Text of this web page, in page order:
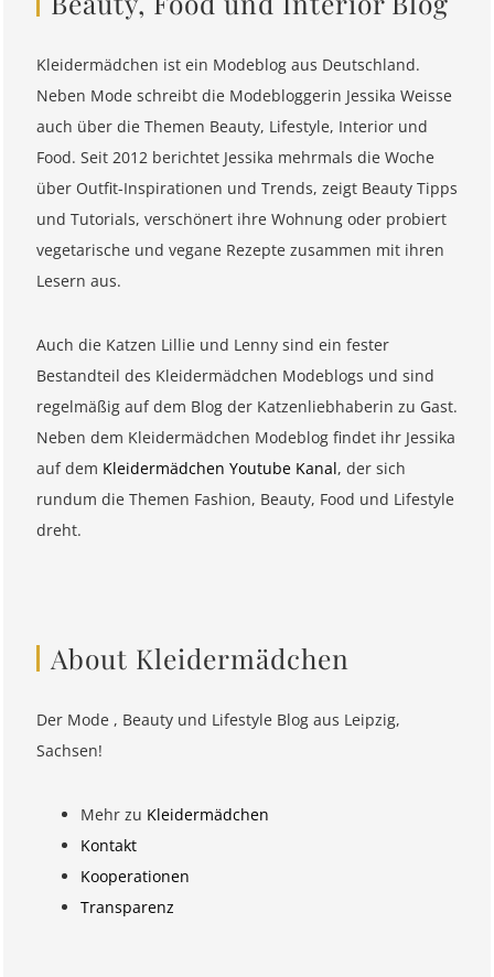
Kleidermädchen ist ein Modeblog aus Deutschland.
Neben Mode schreibt die Modebloggerin Jessika Weisse
auch über die Themen Beauty, Lifestyle, Interior und
Food. Seit 2012 berichtet Jessika mehrmals die Woche
über Outfit-Inspirationen und Trends, zeigt Beauty Tipps
und Tutorials, verschönert ihre Wohnung oder probiert
vegetarische und vegane Rezepte zusammen mit ihren
Lesern aus.
Auch die Katzen Lillie und Lenny sind ein fester
Bestandteil des Kleidermädchen Modeblogs und sind
regelmäßig auf dem Blog der Katzenliebhaberin zu Gast.
Neben dem Kleidermädchen Modeblog findet ihr Jessika
auf dem Kleidermädchen Youtube Kanal, der sich
rundum die Themen Fashion, Beauty, Food und Lifestyle
dreht.
About Kleidermädchen
Der Mode , Beauty und Lifestyle Blog aus Leipzig,
Sachsen!
Mehr zu Kleidermädchen
Kontakt
Kooperationen
Transparenz